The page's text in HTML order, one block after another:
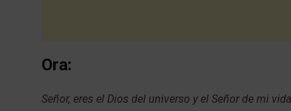
Ora:
Señor, eres el Dios del universo y el Señor de mi